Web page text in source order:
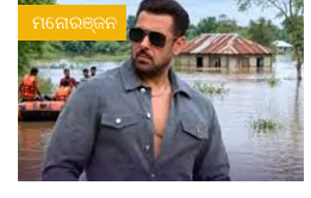
ମନୋରଞ୍ଜନ